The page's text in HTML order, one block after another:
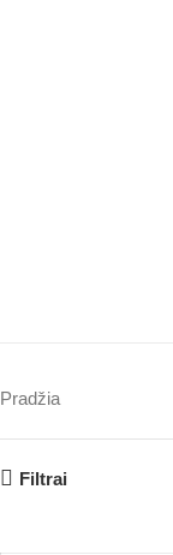
Pradžia
Filtrai